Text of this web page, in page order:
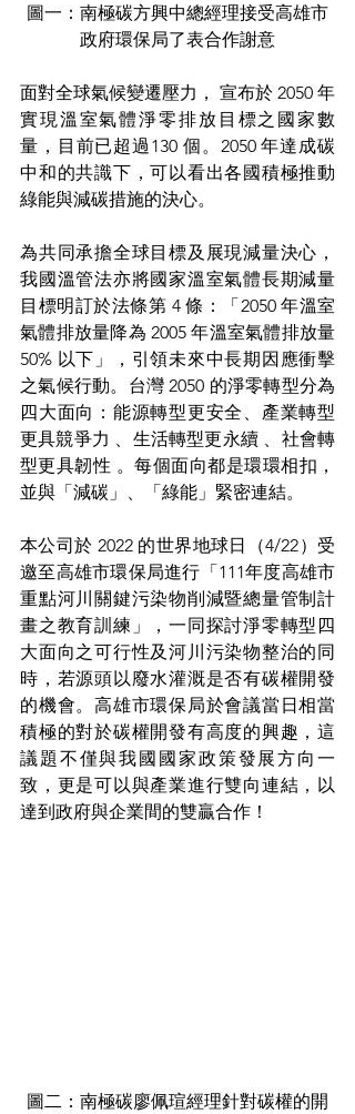
圖一：南極碳方興中總經理接受高雄市
政府環保局了表合作謝意
面對全球氣候變遷壓力， 宣布於 2050 年
實現溫室氣體淨零排放目標之國家數
量，目前已超過130 個。2050 年達成碳
中和的共識下，可以看出各國積極推動
綠能與減碳措施的決心。
為共同承擔全球目標及展現減量決心，
我國溫管法亦將國家溫室氣體長期減量
目標明訂於法條第 4 條：「2050 年溫室
氣體排放量降為 2005 年溫室氣體排放量
50% 以下」，引領未來中長期因應衝擊
之氣候行動。台灣 2050 的淨零轉型分為
四大面向：能源轉型更安全、產業轉型
更具競爭力 、生活轉型更永續 、社會轉
型更具韌性 。每個面向都是環環相扣，
並與「減碳」、「綠能」緊密連結。
本公司於 2022 的世界地球日（4/22）受
邀至高雄市環保局進行「111年度高雄市
重點河川關鍵污染物削減暨總量管制計
畫之教育訓練」，一同探討淨零轉型四
大面向之可行性及河川污染物整治的同
時，若源頭以廢水灌溉是否有碳權開發
的機會。高雄市環保局於會議當日相當
積極的對於碳權開發有高度的興趣，這
議題不僅與我國國家政策發展方向一
致，更是可以與產業進行雙向連結，以
達到政府與企業間的雙贏合作！
圖二：南極碳廖佩瑄經理針對碳權的開